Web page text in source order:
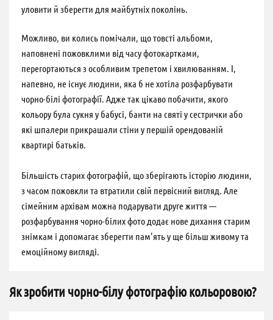
уловити й зберегти для майбутніх поколінь.
Можливо, ви колись помічали, що товсті альбоми,
наповнені пожовклими від часу фотокартками,
перегортаються з особливим трепетом і хвилюванням. І,
напевно, не існує людини, яка б не хотіла розфарбувати
чорно-білі фотографії. Адже так цікаво побачити, якого
кольору була сукня у бабусі, банти на святі у сестрички або
які шпалери прикрашали стіни у першій орендованій
квартирі батьків.
Більшість старих фотографій, що зберігають історію людини,
з часом пожовкли та втратили свій первісний вигляд. Але
сімейним архівам можна подарувати друге життя —
розфарбування чорно-білих фото додає нове дихання старим
знімкам і допомагає зберегти пам’ять у ще більш живому та
емоційному вигляді.
Як зробити чорно-білу фотографію кольоровою?